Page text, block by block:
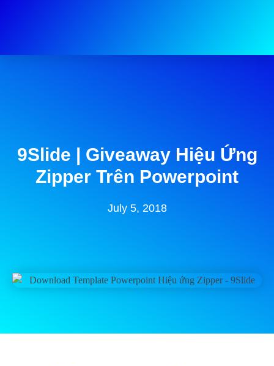
9Slide | Giveaway Hiệu Ứng
Zipper Trên Powerpoint
July 5, 2018